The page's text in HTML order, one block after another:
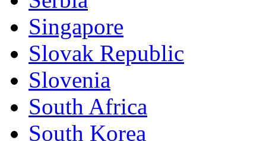
Singapore
Slovak Republic
Slovenia
South Africa
South Korea